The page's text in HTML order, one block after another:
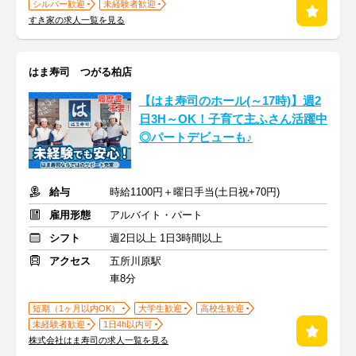
シルバー歓迎
未経験者歓迎
すき家の求人一覧を見る
はま寿司 つがる柏店
【はま寿司のホール(～17時)】週2
日3H～OK！子育て主ふさん活躍中
◎パートデビューも♪
給与
時給1100円＋曜日手当(土日祝+70円)
雇用形態
アルバイト・パート
シフト
週2日以上 1日3時間以上
アクセス
五所川原駅
車8分
短期（1ヶ月以内OK） 大学生歓迎
高校生歓迎
未経験者歓迎
1日4h以内可
株式会社はま寿司の求人一覧を見る